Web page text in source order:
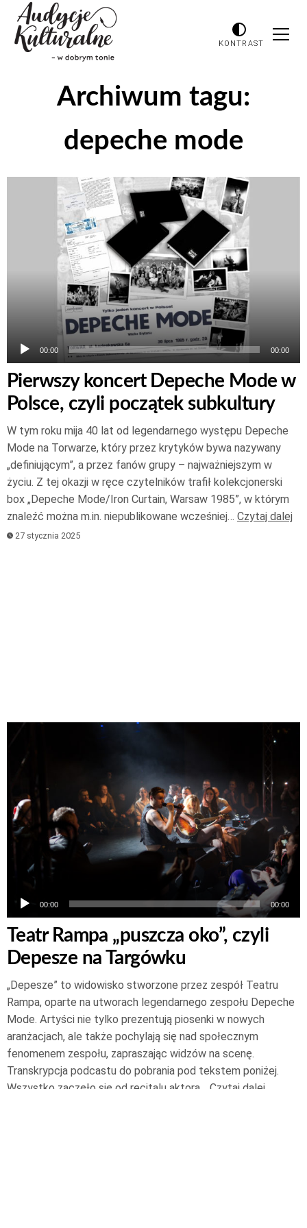
KONTRAST
Archiwum tagu:
depeche mode
Odtwarzacz
dźwiękowych
00:00 00:00
Pierwszy koncert Depeche Mode w
Polsce, czyli początek subkultury
W tym roku mija 40 lat od legendarnego występu Depeche
Mode na Torwarze, który przez krytyków bywa nazywany
„definiującym”, a przez fanów grupy – najważniejszym w
życiu. Z tej okazji w ręce czytelników trafił kolekcjonerski
box „Depeche Mode/Iron Curtain, Warsaw 1985”, w którym
znaleźć można m.in. niepublikowane wcześniej… Czytaj dalej
27 stycznia 2025
dźwiękowych
00:00 00:00
Teatr Rampa „puszcza oko”, czyli
Depesze na Targówku
„Depesze” to widowisko stworzone przez zespół Teatru
Rampa, oparte na utworach legendarnego zespołu Depeche
Mode. Artyści nie tylko prezentują piosenki w nowych
aranżacjach, ale także pochylają się nad społecznym
fenomenem zespołu, zapraszając widzów na scenę.
Transkrypcja podcastu do pobrania pod tekstem poniżej.
Wszystko zaczęło się od recitalu aktora… Czytaj dalej